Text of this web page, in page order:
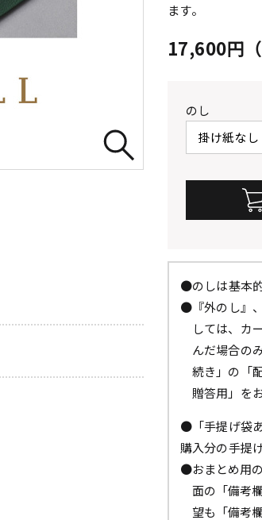
ます。
17,600円（
のし
●のしは基本
●『外のし』
しては、カ
んだ場合の
続き」の「
贈答用」を
●「手提げ袋
購入分の手提
●おまとめ用
面の「備考
望も「備考